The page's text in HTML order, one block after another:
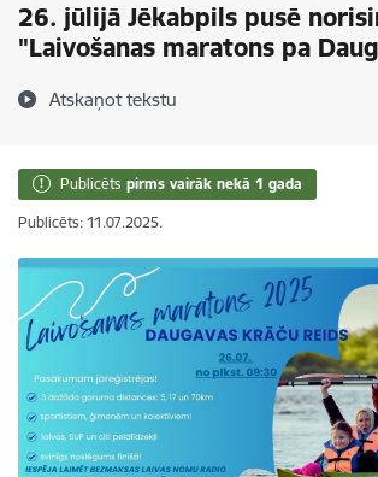
26. jūlijā Jēkabpils pusē
"Laivošanas maratons pa
Atskaņot tekstu
Publicēts pirms vairāk nekā 1 gada
Publicēts: 11.07.2025.